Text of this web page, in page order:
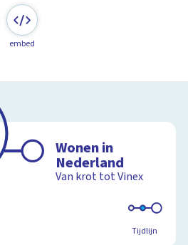
embed
Wonen in
Nederland
Van krot tot Vinex
Tijdlijn